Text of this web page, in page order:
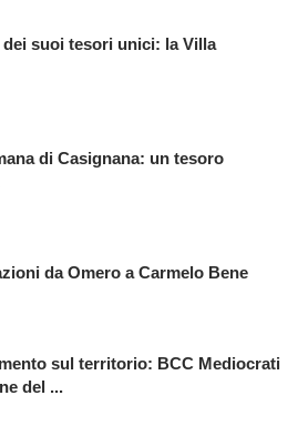
suoi tesori unici: la Villa
di Casignana: un tesoro
da Omero a Carmelo Bene
sul territorio: BCC Mediocrati
del ...